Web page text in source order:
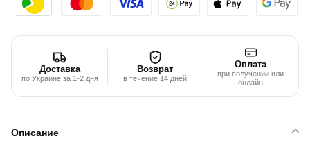
Доставка
по Украине за 1-2 дня
Возврат
в течение 14 дней
Оплата
при получении или
онлайн
Описание